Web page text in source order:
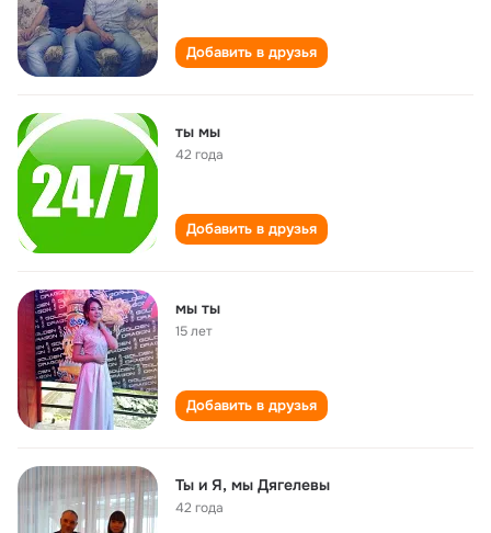
Добавить в друзья
ты мы
42 года
Добавить в друзья
мы ты
15 лет
Добавить в друзья
Ты и Я, мы Дягелевы
42 года